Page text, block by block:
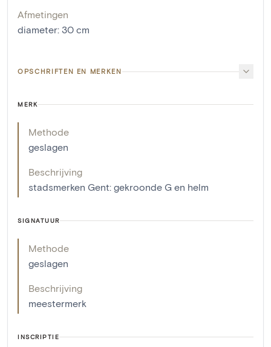
Afmetingen
diameter: 30 cm
OPSCHRIFTEN EN MERKEN
MERK
Methode
geslagen
Beschrijving
stadsmerken Gent: gekroonde G en helm
SIGNATUUR
Methode
geslagen
Beschrijving
meestermerk
INSCRIPTIE